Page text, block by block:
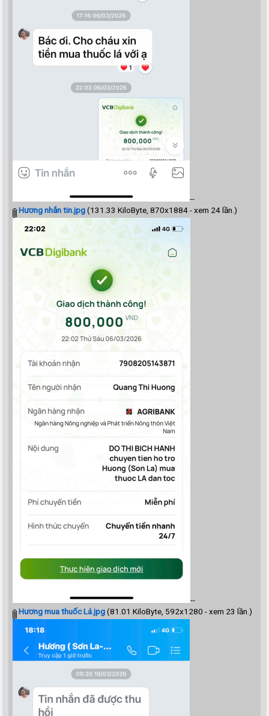
--
Hương nhắn tin.jpg(131.33 KiloByte, 870x1884 - xem 24 lần.)
--
Hương mua thuốc Lá.jpg(81.01 KiloByte, 592x1280 - xem 23 lần.)